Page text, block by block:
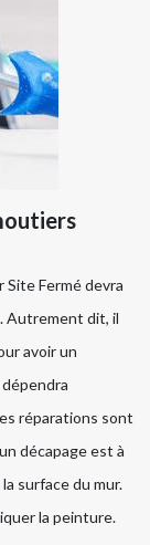
Fermé devra
Autrement dit, il
avoir un
réparations sont
décapage est à
surface du mur.
la peinture.